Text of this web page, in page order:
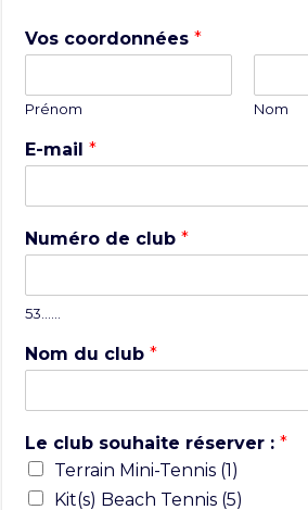
Vos coordonnées*
Prénom Nom
E-mail*
Numéro de club*
53……
Nom du club*
Le club souhaite réserver :*
Terrain Mini-Tennis (1)
Kit(s) Beach Tennis (5)